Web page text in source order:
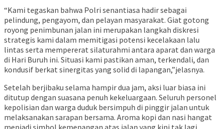
“Kami tegaskan bahwa Polri senantiasa hadir sebagai
pelindung, pengayom, dan pelayan masyarakat. Giat gotong
royong penimbunan jalan ini merupakan langkah diskresi
strategis kami dalam memitigasi potensi kecelakaan lalu
lintas serta mempererat silaturahmi antara aparat dan warga
di Hari Buruh ini. Situasi kami pastikan aman, terkendali, dan
kondusif berkat sinergitas yang solid di lapangan,”jelasnya.
Setelah berjibaku selama hampir dua jam, aksi luar biasa ini
ditutup dengan suasana penuh kekeluargaan. Seluruh personel
kepolisian dan warga duduk bersimpuh di pinggir jalan untuk
melaksanakan sarapan bersama. Aroma kopi dan nasi hangat